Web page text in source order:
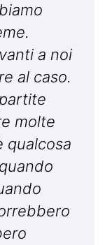
a noi
al caso.
molte
qualcosa